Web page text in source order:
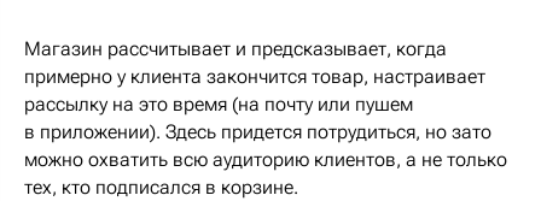
Магазин рассчитывает и предсказывает, когда
примерно у клиента закончится товар, настраивает
рассылку на это время (на почту или пушем
в приложении). Здесь придется потрудиться, но зато
можно охватить всю аудиторию клиентов, а не только
тех, кто подписался в корзине.